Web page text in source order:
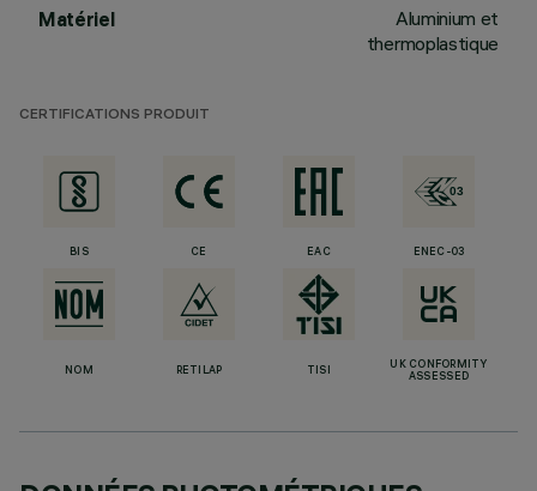
Matériel
Aluminium et
thermoplastique
CERTIFICATIONS PRODUIT
BIS CE EAC ENEC-03
NOM RETILAP TISI
UK CONFORMITY
ASSESSED